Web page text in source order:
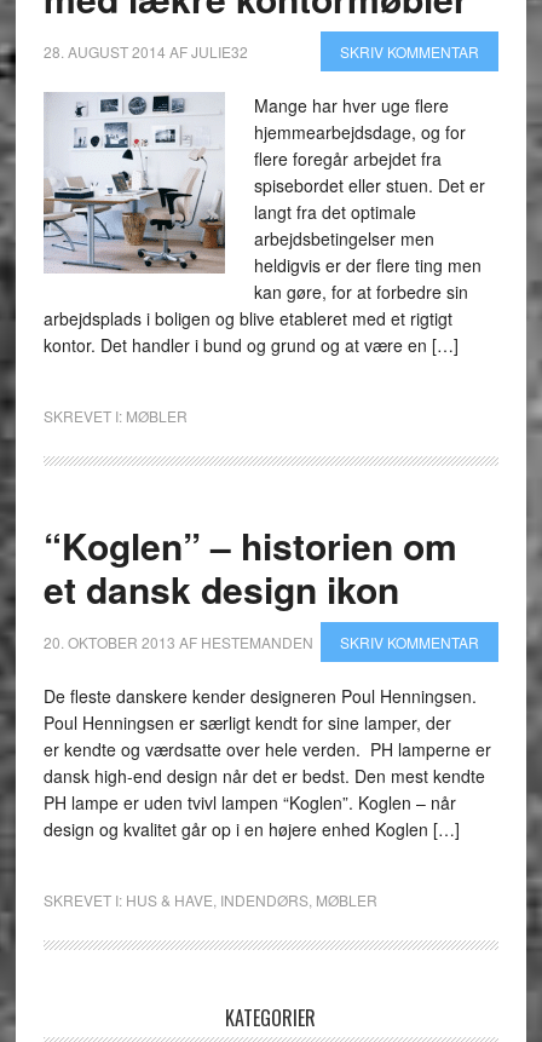
28. AUGUST 2014 AFJULIE32 SKRIV KOMMENTAR
Mange har hver uge flere
hjemmearbejdsdage, og for
flere foregår arbejdet fra
spisebordet eller stuen. Det er
langt fra det optimale
arbejdsbetingelser men
heldigvis er der flere ting men
kan gøre, for at forbedre sin
arbejdsplads i boligen og blive etableret med et rigtigt
kontor. Det handler i bund og grund og at være en […]
SKREVET I: MØBLER
“Koglen” – historien om
et dansk design ikon
20. OKTOBER 2013 AF HESTEMANDEN SKRIV KOMMENTAR
De fleste danskere kender designeren Poul Henningsen.
Poul Henningsen er særligt kendt for sine lamper, der
er kendte og værdsatte over hele verden. PH lamperne er
dansk high-end design når det er bedst. Den mest kendte
PH lampe er uden tvivl lampen “Koglen”. Koglen – når
design og kvalitet går op i en højere enhed Koglen […]
SKREVET I: HUS & HAVE INDENDØRS, MØBLER
KATEGORIER